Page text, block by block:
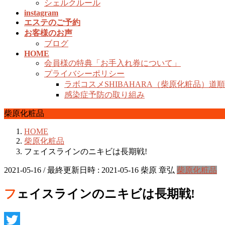
シェルクルール
instagram
エステのご予約
お客様のお声
ブログ
HOME
会員様の特典「お手入れ券について」
プライバシーポリシー
ラボコスメSHIBAHARA（柴原化粧品）道順
感染症予防の取り組み
柴原化粧品
HOME
柴原化粧品
フェイスラインのニキビは長期戦!
2021-05-16 / 最終更新日時 : 2021-05-16 柴原 章弘 柴原化粧品
フェイスラインのニキビは長期戦!